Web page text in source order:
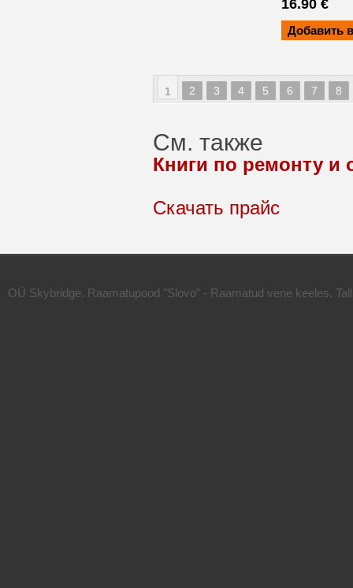
16.90 €
Страницы
1 2 3 4 5 6 7 8
См. также
Книги по ремонту
Скачать прайс
OÜ Skybridge. Raamatupood "Slovo" - Raamatud vene keeles.